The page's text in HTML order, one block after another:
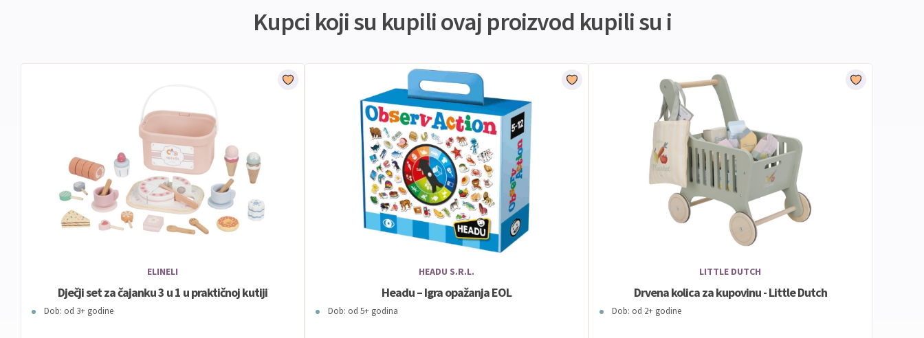
Kupci koji su kupili ovaj proizvod kupili su i
ELINELI
Dječji set za čajanku 3 u 1 u praktičnoj kutiji
Dob: od 3+ godine
HEADU S.R.L.
Headu – Igra opažanja EOL
Dob: od 5+ godina
LITTLE DUTCH
Drvena kolica za kupovinu - Little Dutch
Dob: od 2+ godine